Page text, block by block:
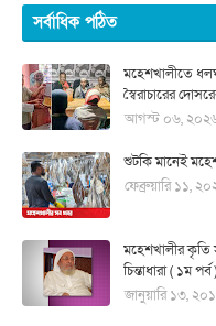
সর্বাধিক পঠিত
মহেশখালীতে
স্বৈরাচারের
আগস্ট ০৬,
শুটকি মানেই
ফেব্রুয়ারি ১১,
মহেশখালীর কৃতি
চিন্তাধারা ( ১ম পর্ব )
জানুয়ারি ১৩,